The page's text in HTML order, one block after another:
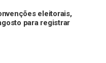
eleitorais,
para registrar